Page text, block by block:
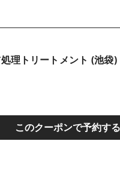
理トリートメント (池袋)
このクーポンで予約する